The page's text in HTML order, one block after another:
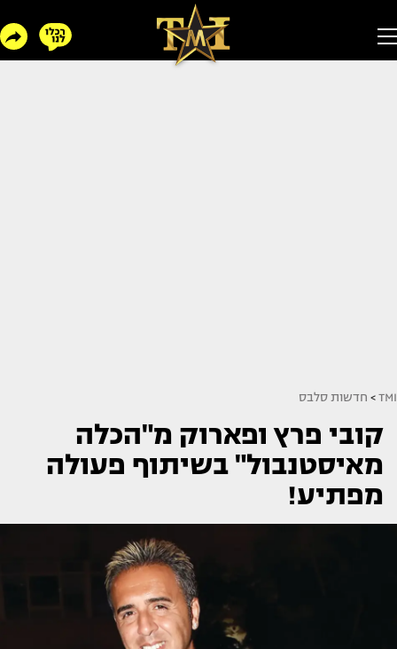
TMI
> חדשות סלבס
קובי פרץ ופארוק מ"הכלה
מאיסטנבול" בשיתוף פעולה
מפתיע!